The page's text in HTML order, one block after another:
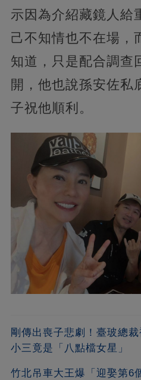
示因為介紹藏鏡人給
己不知情也不在場，
知道，只是配合調查
開，他也說孫安佐私
子祝他順利。
剛傳出喪子悲劇！臺玻總裁
小三竟是「八點檔女星」
竹北吊車大王爆「迎娶第6